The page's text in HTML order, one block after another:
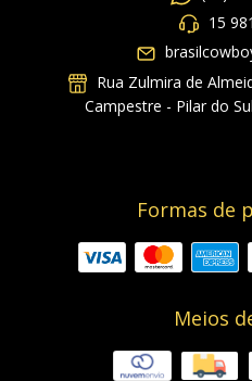
15
Rua Zulmira de
Campestre - Pilar do
Formas de
Meios